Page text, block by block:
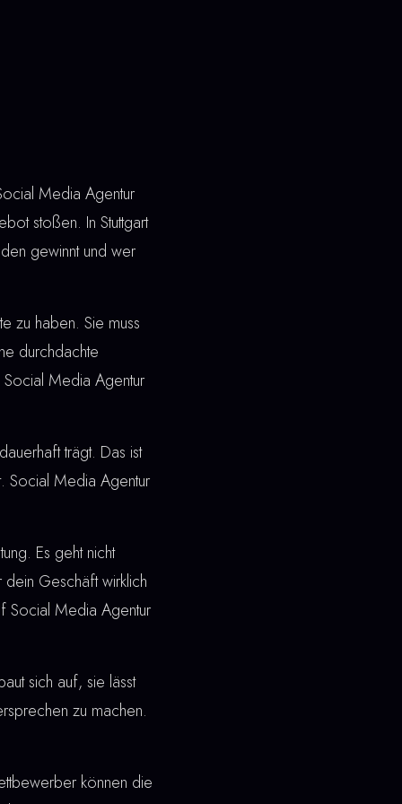
Media Agentur
stoßen. In Stuttgart
gewinnt und wer
zu haben. Sie muss
durchdachte
Social Media Agentur
trägt. Das ist
Social Media Agentur
Es geht nicht
Geschäft wirklich
Social Media Agentur
sich auf, sie lässt
zu machen.
können die